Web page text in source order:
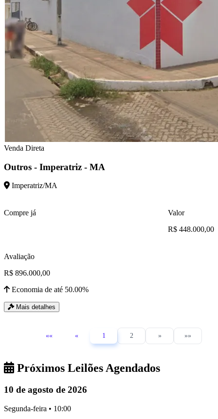
Venda Direta
Outros - Imperatriz - MA
Imperatriz/MA
Compre já
Valor
R$ 448.000,00
Avaliação
R$ 896.000,00
Economia de até 50.00%
Mais detalhes
«« « 1 2 » »»
Próximos Leilões Agendados
10 de agosto de 2026
Segunda-feira • 10:00